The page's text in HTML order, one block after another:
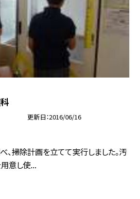
更新日 2016/06/16
、掃除計画を立てて実行しました。汚
意し使...